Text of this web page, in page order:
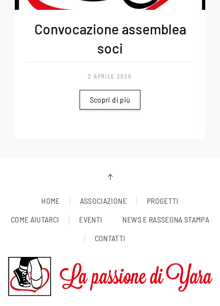
Convocazione assemblea
soci
2 APRILE 2026
Scopri di più
HOME ASSOCIAZIONE
PROGETTI
COME AIUTARCI
EVENTI
NEWS E RASSEGNA STAMPA
CONTATTI